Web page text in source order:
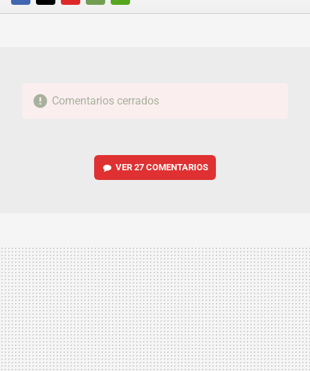
FACEBOOKTWITTERFLIPBOARD
E-
WHATSAPP
Comentarios cerrados
VER 27 COMENTARIOS